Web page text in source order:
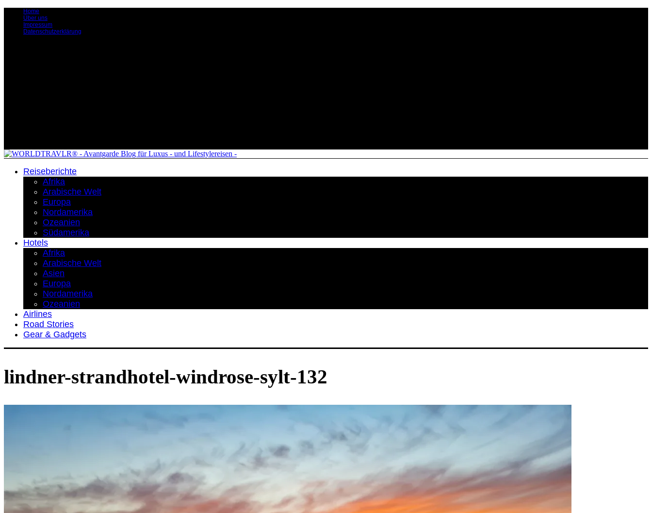
Home
Über uns
Impressum
Datenschutzerklärung
Reiseberichte
Afrika
Arabische Welt
Europa
Nordamerika
Ozeanien
Südamerika
Hotels
Afrika
Arabische Welt
Asien
Europa
Nordamerika
Ozeanien
Airlines
Road Stories
Gear & Gadgets
lindner-strandhotel-windrose-sylt-132